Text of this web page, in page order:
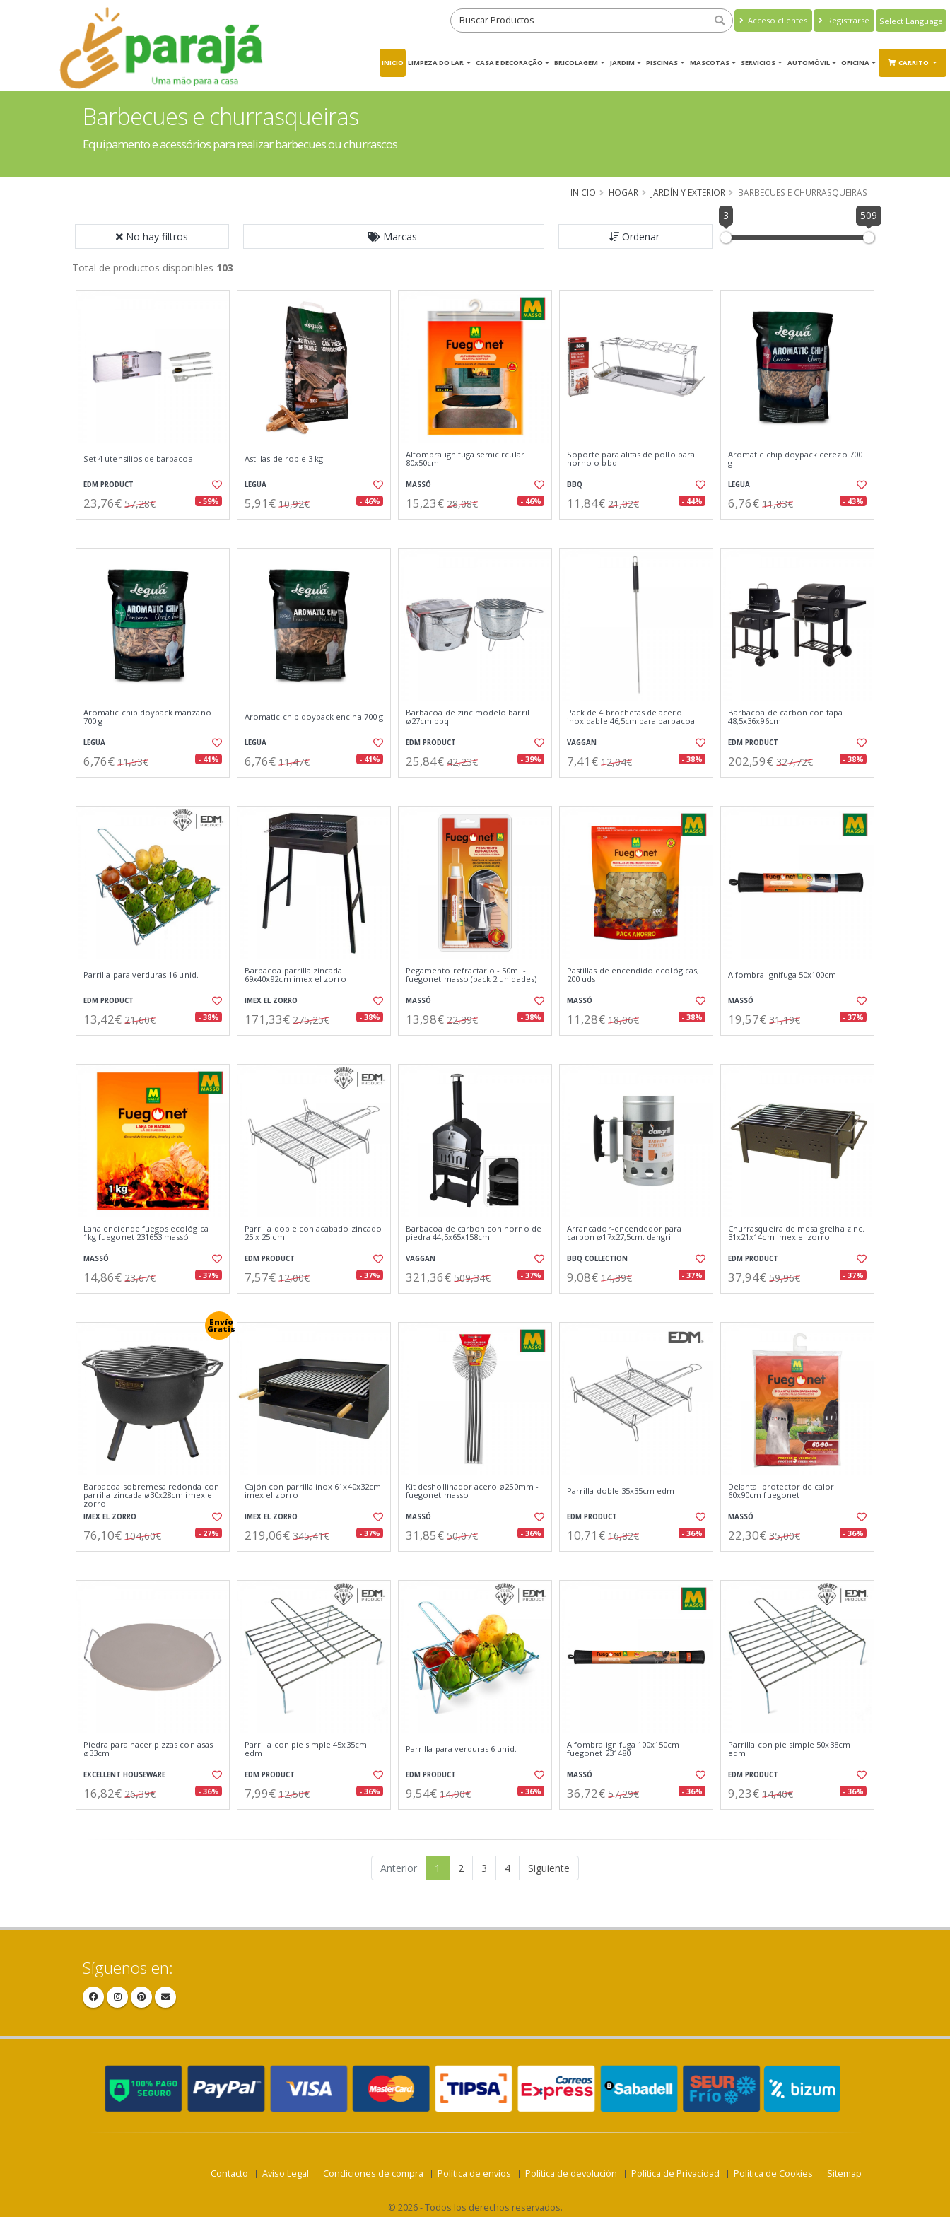
Acceso clientes Registrarse
Translate
INICIO LIMPEZA DO LAR CASA E DECORAÇÃO BRICOLAGEM JARDIM PISCINAS MASCOTAS SERVICIOS AUTOMÓVIL OFICINA CARRITO
Barbecues e churrasqueiras
Equipamento e acessórios para realizar barbecues ou churrascos
INICIO HOGAR JARDÍN Y EXTERIOR BARBECUES E CHURRASQUEIRAS
No hay filtros Marcas Ordenar
3 509
Total de productos disponibles 103
Set 4 utensilios de barbacoa
EDM PRODUCT
23,76€ 57,28€ - 59%
Astillas de roble 3 kg
LEGUA
5,91€ 10,92€ - 46%
Alfombra ignífuga semicircular
80x50cm
MASSÓ
15,23€ 28,08€ - 46%
Soporte para alitas de pollo para
horno o bbq
BBQ
11,84€ 21,02€ - 44%
Aromatic chip doypack cerezo 700
g
LEGUA
6,76€ 11,83€ - 43%
Aromatic chip doypack manzano
700 g
LEGUA
6,76€ 11,53€ - 41%
Aromatic chip doypack encina 700 g
LEGUA
6,76€ 11,47€ - 41%
Barbacoa de zinc modelo barril
ø27cm bbq
EDM PRODUCT
25,84€ 42,23€ - 39%
Pack de 4 brochetas de acero
inoxidable 46,5cm para barbacoa
VAGGAN
7,41€ 12,04€ - 38%
Barbacoa de carbon con tapa
48,5x36x96cm
EDM PRODUCT
202,59€ 327,72€ - 38%
Parrilla para verduras 16 unid.
EDM PRODUCT
13,42€ 21,60€ - 38%
Barbacoa parrilla zincada
69x40x92cm imex el zorro
IMEX EL ZORRO
171,33€ 275,25€ - 38%
Pegamento refractario - 50ml -
fuegonet masso (pack 2 unidades)
MASSÓ
13,98€ 22,39€ - 38%
Pastillas de encendido ecológicas,
200 uds
MASSÓ
11,28€ 18,06€ - 38%
Alfombra ignifuga 50x100cm
MASSÓ
19,57€ 31,19€ - 37%
Lana enciende fuegos ecológica
1kg fuegonet 231653 massó
MASSÓ
14,86€ 23,67€ - 37%
Parrilla doble con acabado zincado
25 x 25 cm
EDM PRODUCT
7,57€ 12,00€ - 37%
Barbacoa de carbon con horno de
piedra 44,5x65x158cm
VAGGAN
321,36€ 509,34€ - 37%
Arrancador-encendedor para
carbon ø17x27,5cm. dangrill
BBQ COLLECTION
9,08€ 14,39€ - 37%
Churrasqueira de mesa grelha zinc.
31x21x14cm imex el zorro
EDM PRODUCT
37,94€ 59,96€ - 37%
Envío
Gratis
Barbacoa sobremesa redonda con
parrilla zincada ø30x28cm imex el
zorro
IMEX EL ZORRO
76,10€ 104,60€ - 27%
Cajón con parrilla inox 61x40x32cm
imex el zorro
IMEX EL ZORRO
219,06€ 345,41€ - 37%
Kit deshollinador acero ø250mm -
fuegonet masso
MASSÓ
31,85€ 50,07€ - 36%
Parrilla doble 35x35cm edm
EDM PRODUCT
10,71€ 16,82€ - 36%
Delantal protector de calor
60x90cm fuegonet
MASSÓ
22,30€ 35,00€ - 36%
Piedra para hacer pizzas con asas
ø33cm
EXCELLENT HOUSEWARE
16,82€ 26,39€ - 36%
Parrilla con pie simple 45x35cm
edm
EDM PRODUCT
7,99€ 12,50€ - 36%
Parrilla para verduras 6 unid.
EDM PRODUCT
9,54€ 14,90€ - 36%
Alfombra ignifuga 100x150cm
fuegonet 231480
MASSÓ
36,72€ 57,29€ - 36%
Parrilla con pie simple 50x38cm
edm
EDM PRODUCT
9,23€ 14,40€ - 36%
Anterior 1 2 3 4 Siguiente
Síguenos en:
Contacto Aviso Legal Condiciones de compra Política de envíos Política de devolución Política de Privacidad Política de Cookies Sitemap
© 2026 - Todos los derechos reservados.